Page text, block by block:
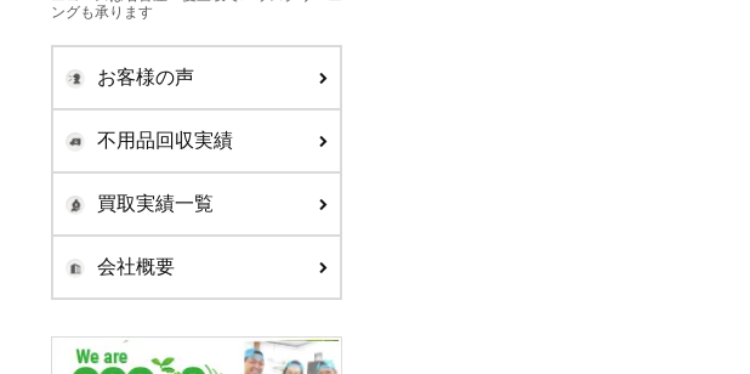
ングも承ります
お客様の声
不用品回収実績
買取実績一覧
会社概要